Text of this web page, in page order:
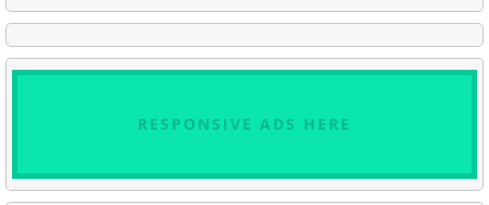
RESPONSIVE ADS HERE